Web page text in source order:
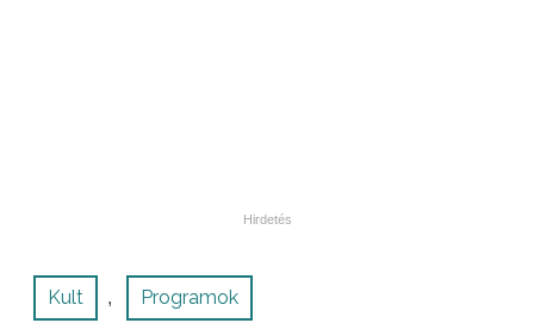
Kult , Programok